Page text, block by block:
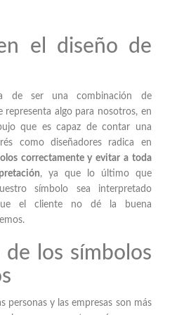
el diseño de
de ser una combinación de
representa algo para nosotros, en
que es capaz de contar una
como diseñadores radica en
correctamente y evitar a toda
, ya que lo último que
símbolo sea interpretado
el cliente no dé la buena
de los símbolos
personas y las empresas son más